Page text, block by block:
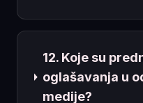
12. Koje su
oglašavanja u
medije?